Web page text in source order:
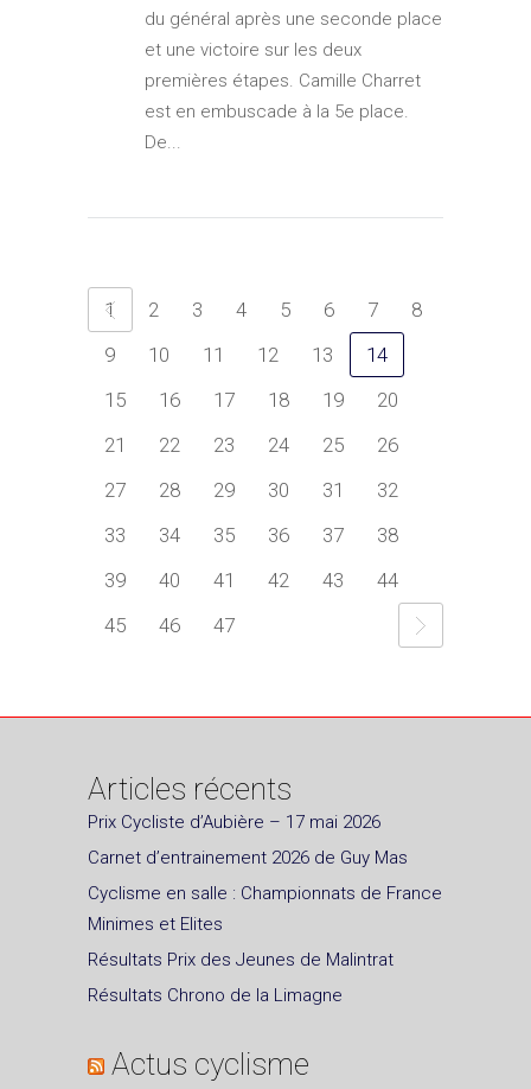
du général après une seconde place
et une victoire sur les deux
premières étapes. Camille Charret
est en embuscade à la 5e place.
De...
1 2 3 4 5 6 7
8
9
10 11 12 13
14
15
16 17 18 19
20
21
22 23 24 25
26
27
28 29 30 31
32
33
34 35 36 37
38
39
40 41 42 43
44
45
46 47
Articles récents
Prix Cycliste d’Aubière – 17 mai 2026
Carnet d’entrainement 2026 de Guy Mas
Cyclisme en salle : Championnats de France
Minimes et Elites
Résultats Prix des Jeunes de Malintrat
Résultats Chrono de la Limagne
Actus cyclisme